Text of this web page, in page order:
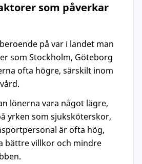
som påverkar
på var i landet man
som Stockholm, Göteborg
ofta högre, särskilt inom
lönerna vara något lägre,
yrken som sjuksköterskor,
är ofta hög,
bättre villkor och mindre